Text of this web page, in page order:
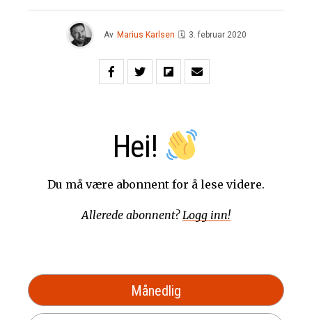
Av Marius Karlsen 🗓 3. februar 2020
Hei!
Du må være abonnent for å lese videre.
Allerede abonnent? Logg inn!
Månedlig